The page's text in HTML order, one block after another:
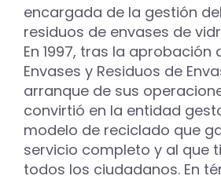
encargada de la gestión
residuos de envases de
En 1997, tras la aprobación
Envases y Residuos de
arranque de sus
convirtió en la entidad
modelo de reciclado que
servicio completo y al que
todos los ciudadanos. En